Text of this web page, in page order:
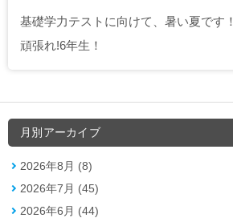
基礎学力テストに向けて、暑い夏です！
頑張れ!6年生！
月別アーカイブ
2026年8月 (8)
2026年7月 (45)
2026年6月 (44)